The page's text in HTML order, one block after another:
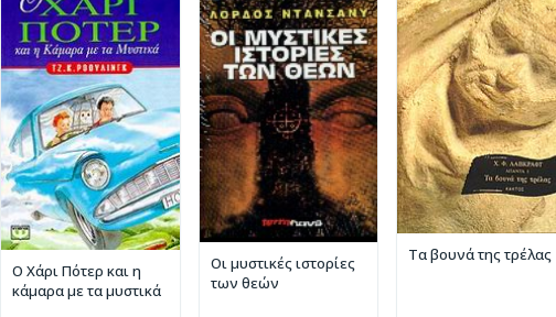
Ο Χάρι Πότερ και η
κάμαρα με τα μυστικά
Οι μυστικές ιστορίες
των θεών
Τα βουνά της τρέλας